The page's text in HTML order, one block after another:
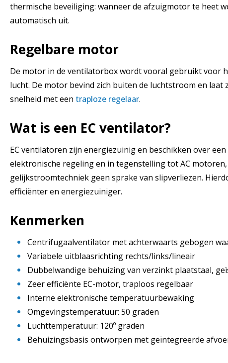
thermische beveiliging: wanneer de afzuigmotor te heet
automatisch uit.
Regelbare motor
De motor in de ventilatorbox wordt vooral gebruikt voor
lucht. De motor bevind zich buiten de luchtstroom en laat
snelheid met een traploze regelaar.
Wat is een EC ventilator?
EC ventilatoren zijn energiezuinig en beschikken over
elektronische regeling en in tegenstelling tot AC motoren,
gelijkstroomtechniek geen sprake van slipverliezen.
efficiënter en energiezuiniger.
Kenmerken
Centrifugaalventilator met achterwaarts gebogen
Variabele uitblaasrichting rechts/links/lineair
Dubbelwandige behuizing van verzinkt plaatstaal,
Zeer efficiënte EC-motor, traploos regelbaar
Interne elektronische temperatuurbewaking
Omgevingstemperatuur: 50 graden
Luchttemperatuur: 120º graden
Behuizingsbasis ontworpen met geïntegreerde